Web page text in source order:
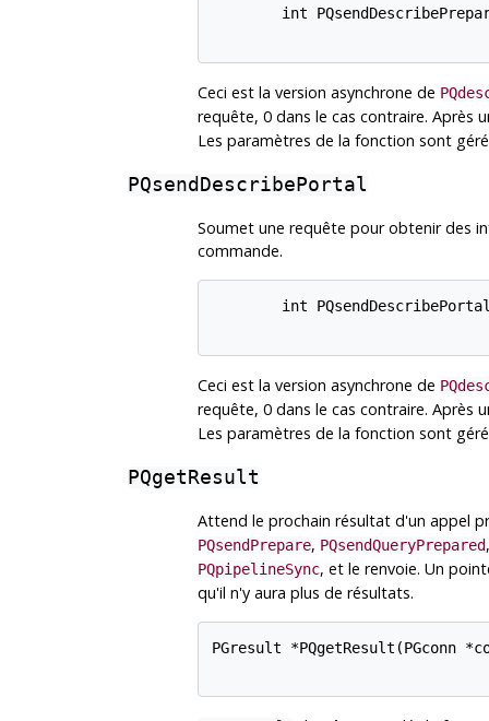
int
Ceci est la version asynchrone de
requête, 0 dans le cas contraire. Après
Les paramètres de la fonction sont
PQsendDescribePortal
Soumet une requête pour obtenir des
commande.
int
Ceci est la version asynchrone de
requête, 0 dans le cas contraire. Après
Les paramètres de la fonction sont
PQgetResult
Attend le prochain résultat d'un appel
PQsendPrepare, PQsendQueryPrepared
PQpipelineSync, et le renvoie. Un
qu'il n'y aura plus de résultats.
PGresult *PQgetResult(PGconn